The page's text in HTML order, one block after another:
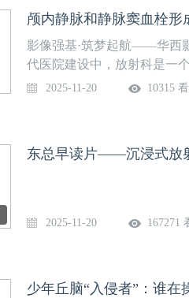
影像强基·筑梦起航——华西
代医院建设中，放射科是一
都需要通过放射科达到明确
持：中国精神影像联盟直播
2025-11-20 10315
东总早读片——沉浸式放
2025-11-20 167271
少年丘脑“入侵者”：谁